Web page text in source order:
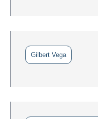
Gilbert Vega